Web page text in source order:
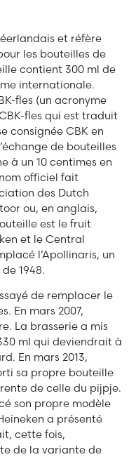
et réfère
les bouteilles de
contient 300 ml de
internationale.
fles (un acronyme
fles qui est traduit
consignée CBK en
de bouteilles
à un 10 centimes en
nom officiel fait
des Dutch
ou, en anglais,
est le fruit
et le Central
l’Apollinaris, un
1948.
de remplacer le
En mars 2007,
La brasserie a mis
ml qui deviendrait à
En mars 2013,
sa propre bouteille
de celle du pijpje.
son propre modèle
a présenté
cette fois,
de la variante de